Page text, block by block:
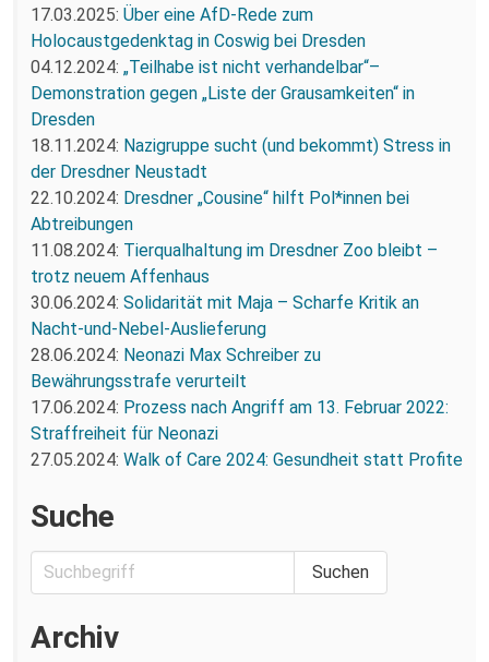
17.03.2025: Über eine AfD-Rede zum
Holocaustgedenktag in Coswig bei Dresden
04.12.2024: „Teilhabe ist nicht verhandelbar“–
Demonstration gegen „Liste der Grausamkeiten“ in
Dresden
18.11.2024: Nazigruppe sucht (und bekommt) Stress in
der Dresdner Neustadt
22.10.2024: Dresdner „Cousine“ hilft Pol*innen bei
Abtreibungen
11.08.2024: Tierqualhaltung im Dresdner Zoo bleibt –
trotz neuem Affenhaus
30.06.2024: Solidarität mit Maja – Scharfe Kritik an
Nacht-und-Nebel-Auslieferung
28.06.2024: Neonazi Max Schreiber zu
Bewährungsstrafe verurteilt
17.06.2024: Prozess nach Angriff am 13. Februar 2022:
Straffreiheit für Neonazi
27.05.2024: Walk of Care 2024: Gesundheit statt Profite
Suche
Archiv